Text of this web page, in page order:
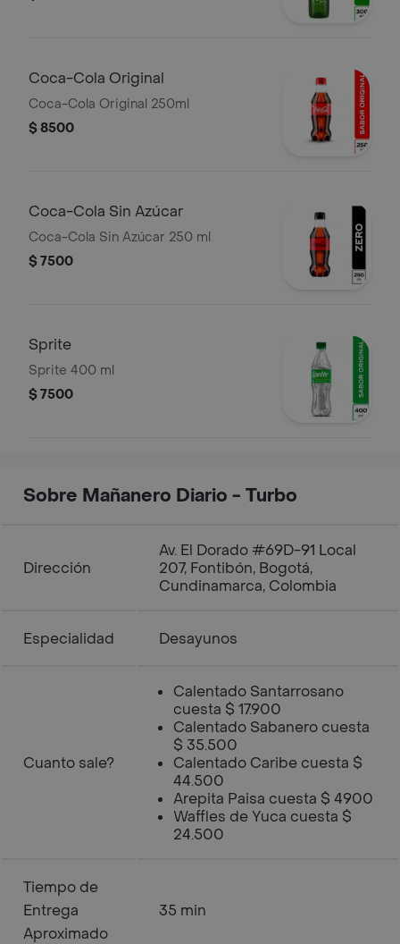
Coca-Cola Original
Coca-Cola Original 250ml
$ 8500
Coca-Cola Sin Azúcar
Coca-Cola Sin Azúcar 250 ml
$ 7500
Sprite
Sprite 400 ml
$ 7500
Sobre Mañanero Diario - Turbo
Dirección
Av. El Dorado #69D-91 Local
207, Fontibón, Bogotá,
Cundinamarca, Colombia
Especialidad Desayunos
Cuanto sale?
Calentado Santarrosano
cuesta $ 17.900
Calentado Sabanero cuesta
$ 35.500
Calentado Caribe cuesta $
44.500
Arepita Paisa cuesta $ 4900
Waffles de Yuca cuesta $
24.500
Tiempo de
Entrega
Aproximado
35 min